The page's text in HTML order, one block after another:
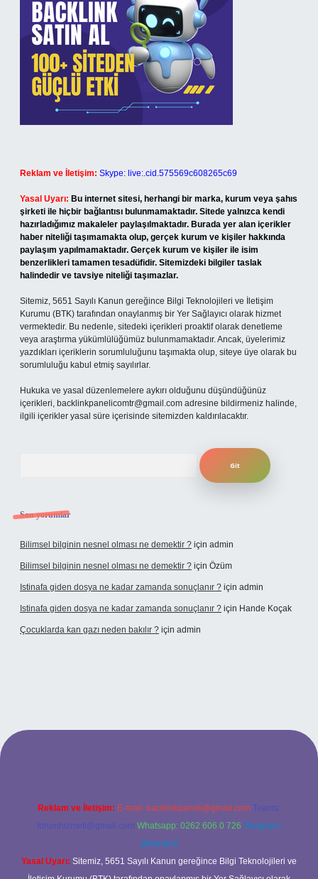
Reklam ve İletişim: Skype: live:.cid.575569c608265c69
Yasal Uyarı: Bu internet sitesi, herhangi bir marka, kurum veya şahıs
şirketi ile hiçbir bağlantısı bulunmamaktadır. Sitede yalnızca kendi
hazırladığımız makaleler paylaşılmaktadır. Burada yer alan içerikler
haber niteliği taşımamakta olup, gerçek kurum ve kişiler hakkında
paylaşım yapılmamaktadır. Gerçek kurum ve kişiler ile isim
benzerlikleri tamamen tesadüfidir. Sitemizdeki bilgiler taslak
halindedir ve tavsiye niteliği taşımazlar.
Sitemiz, 5651 Sayılı Kanun gereğince Bilgi Teknolojileri ve İletişim
Kurumu (BTK) tarafından onaylanmış bir Yer Sağlayıcı olarak hizmet
vermektedir. Bu nedenle, sitedeki içerikleri proaktif olarak denetleme
veya araştırma yükümlülüğümüz bulunmamaktadır. Ancak, üyelerimiz
yazdıkları içeriklerin sorumluluğunu taşımakta olup, siteye üye olarak bu
sorumluluğu kabul etmiş sayılırlar.
Hukuka ve yasal düzenlemelere aykırı olduğunu düşündüğünüz
içerikleri, backlinkpanelicomtr@gmail.com adresine bildirmeniz halinde,
ilgili içerikler yasal süre içerisinde sitemizden kaldırılacaktır.
Son yorumlar
Bilimsel bilginin nesnel olması ne demektir ? için admin
Bilimsel bilginin nesnel olması ne demektir ? için Özüm
Istinafa giden dosya ne kadar zamanda sonuçlanır ? için admin
Istinafa giden dosya ne kadar zamanda sonuçlanır ? için Hande Koçak
Çocuklarda kan gazı neden bakılır ? için admin
Reklam ve İletişim: E-mail: backlinkpaneli@gmail.com Teams:
forumhizmeti@gmail.com Whatsapp: 0262 606 0 726 Telegram:
@karabul
Yasal Uyarı: Sitemiz, 5651 Sayılı Kanun gereğince Bilgi Teknolojileri ve